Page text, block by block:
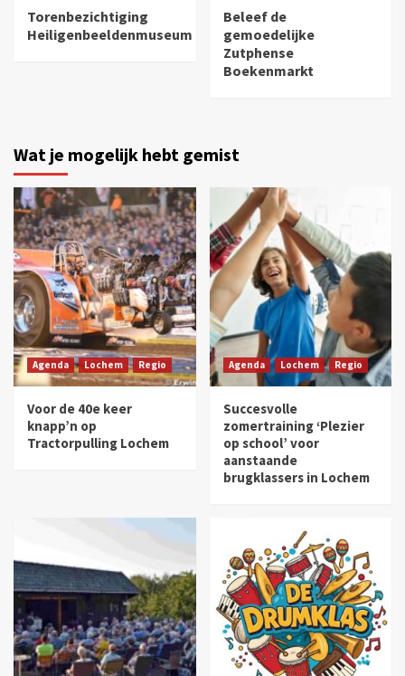
Torenbezichtiging
Heiligenbeeldenmuseum
Beleef de
gemoedelijke
Zutphense
Boekenmarkt
Wat je mogelijk hebt gemist
Agenda Lochem Regio
Voor de 40e keer
knapp’n op
Tractorpulling Lochem
Agenda Lochem Regio
Succesvolle
zomertraining ‘Plezier
op school’ voor
aanstaande
brugklassers in Lochem